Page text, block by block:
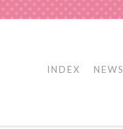
INDEX NEWS